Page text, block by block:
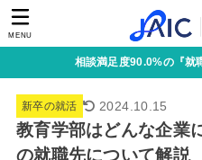
MENU
相談満足度90.0%の『
新卒の就活 2024.10.15
教育学部はどんな企業
の就職先について解説